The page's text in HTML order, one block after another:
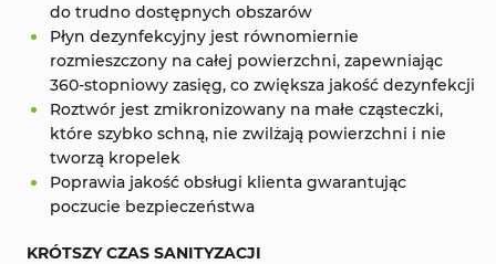
do trudno dostępnych obszarów
Płyn dezynfekcyjny jest równomiernie
rozmieszczony na całej powierzchni, zapewniając
360-stopniowy zasięg, co zwiększa jakość dezynfekcji
Roztwór jest zmikronizowany na małe cząsteczki,
które szybko schną, nie zwilżają powierzchni i nie
tworzą kropelek
Poprawia jakość obsługi klienta gwarantując
poczucie bezpieczeństwa
KRÓTSZY CZAS SANITYZACJI